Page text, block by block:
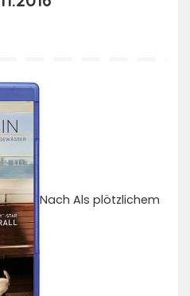
Nach Als plötzlichem